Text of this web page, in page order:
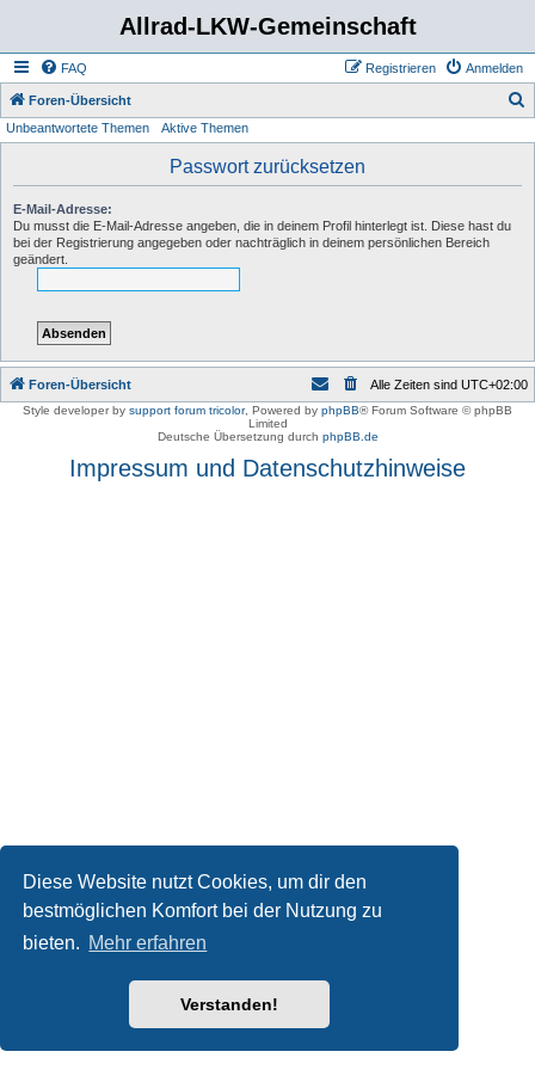
Diese Website nutzt Cookies, um dir den
bestmöglichen Komfort bei der Nutzung zu
bieten. Mehr erfahren
Verstanden!
Allrad-LKW-Gemeinschaft
FAQ Anmelden
Registrieren
Foren-Übersicht
Unbeantwortete Themen Aktive Themen
Passwort zurücksetzen
E-Mail-Adresse:
Du musst die E-Mail-Adresse angeben, die in deinem Profil hinterlegt ist. Diese hast du
bei der Registrierung angegeben oder nachträglich in deinem persönlichen Bereich
geändert.
Foren-Übersicht Alle Zeiten sind UTC+02:00
Style developer by support forum tricolor, Powered by phpBB® Forum Software © phpBB
Limited
Deutsche Übersetzung durch phpBB.de
Impressum und Datenschutzhinweise